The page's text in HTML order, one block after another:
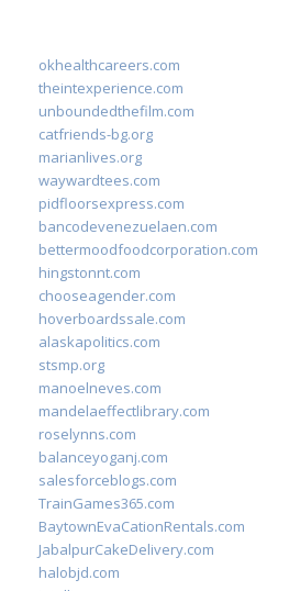
okhealthcareers.com
theintexperience.com
unboundedthefilm.com
catfriends-bg.org
marianlives.org
waywardtees.com
pidfloorsexpress.com
bancodevenezuelaen.com
bettermoodfoodcorporation.com
hingstonnt.com
chooseagender.com
hoverboardssale.com
alaskapolitics.com
stsmp.org
manoelneves.com
mandelaeffectlibrary.com
roselynns.com
balanceyoganj.com
salesforceblogs.com
TrainGames365.com
BaytownEvaCationRentals.com
JabalpurCakeDelivery.com
halobjd.com